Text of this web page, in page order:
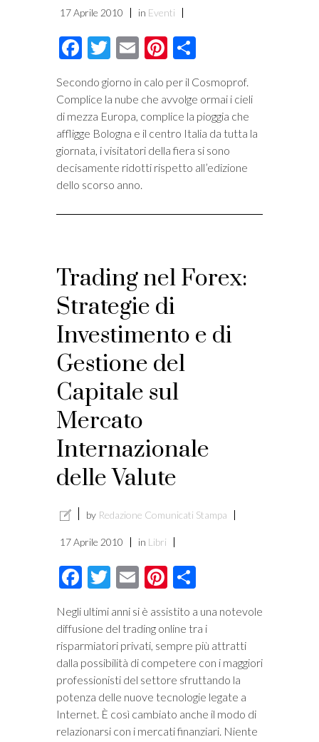
17 Aprile 2010 in Eventi
Facebook
Twitter
EmailPinterest
Secondo giorno in calo per il Cosmoprof.
Complice la nube che avvolge ormai i cieli
di mezza Europa, complice la pioggia che
affligge Bologna e il centro Italia da tutta la
giornata, i visitatori della fiera si sono
decisamente ridotti rispetto all’edizione
dello scorso anno.
Trading nel Forex:
Strategie di
Investimento e di
Gestione del
Capitale sul
Mercato
Internazionale
delle Valute
by Redazione Comunicati Stampa
17 Aprile 2010 in Libri
Facebook
Twitter
EmailPinterest
Negli ultimi anni si è assistito a una notevole
diffusione del trading online tra i
risparmiatori privati, sempre più attratti
dalla possibilità di competere con i maggiori
professionisti del settore sfruttando la
potenza delle nuove tecnologie legate a
Internet. È così cambiato anche il modo di
relazionarsi con i mercati finanziari. Niente